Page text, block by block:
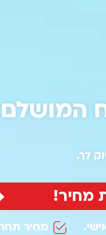
לך.
מחיר!
מחיר